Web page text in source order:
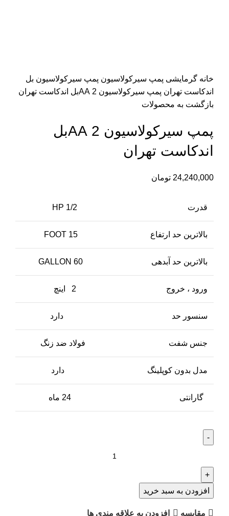
خانه گرمایشی پمپ سیرکولاسیون پمپ سیرکولاسیون بل
اندکاست تهران پمپ سیرکولاسیون 2 AAبل اندکاست تهران
بازگشت به محصولات
پمپ سیرکولاسیون 2 AAبل
اندکاست تهران
24,240,000 تومان
قدرت 1/2 HP
بالاترین حد ارتفاع 15 FOOT
بالاترین حد آبدهی
ورود ، خروج 2 اینچ
سنسور حد دارد
جنس شفت فولاد ضد زنگ
مدل بدون کوپلینگ دارد
گارانتی 24 ماه
افزودن به سبد خرید
مقایسه افزودن به علاقه مندی ها